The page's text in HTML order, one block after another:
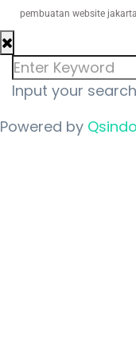
pembuatan website
Input your
Powered by Qsindo